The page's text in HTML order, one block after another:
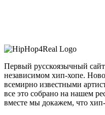
Первый русскоязычный
независимом хип-хопе.
всемирно известными
все это собрано на нашем
вместе мы докажем, что